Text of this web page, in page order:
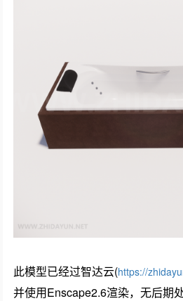
此模型已经过智达云(https://
并使用Enscape2.6渲染，无后期